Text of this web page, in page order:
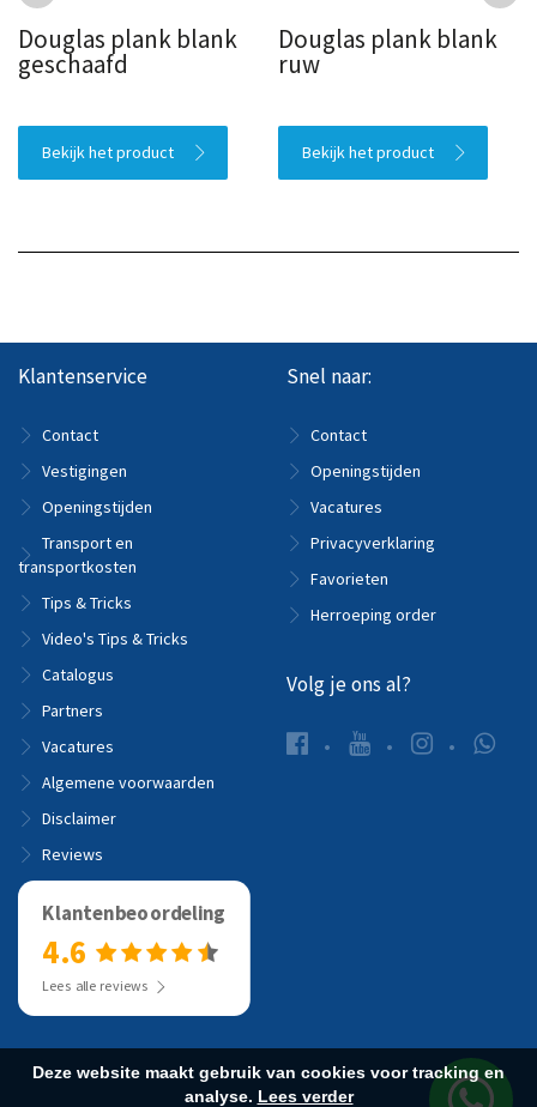
Douglas plank blank
geschaafd
Bekijk het product
Douglas plank blank
ruw
Bekijk het product
Klantenservice
Contact
Vestigingen
Openingstijden
Transport en
transportkosten
Tips & Tricks
Video's Tips & Tricks
Catalogus
Partners
Vacatures
Algemene voorwaarden
Disclaimer
Reviews
Snel naar:
Contact
Openingstijden
Vacatures
Privacyverklaring
Favorieten
Herroeping order
Volg je ons al?
Klantenbeoordeling
4.6
Lees alle reviews
Deze website maakt gebruik van cookies voor tracking en
analyse. Lees verder